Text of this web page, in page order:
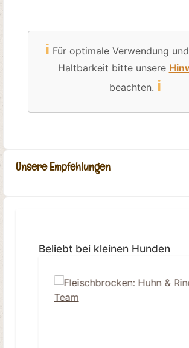
ℹ️ Für optimale Verwendung
Haltbarkeit bitte unsere
beachten. ℹ️
Unsere Empfehlungen
Produktgalerie überspringen
Beliebt bei kleinen Hunden